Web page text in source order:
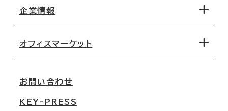
地図から探す
路線・駅から探す
移転コストシミュレーション
移転スケジュール
オフィス移転Q&A
企業情報
オフィスマーケット
大阪
お問い合わせ
KEY-PRESS